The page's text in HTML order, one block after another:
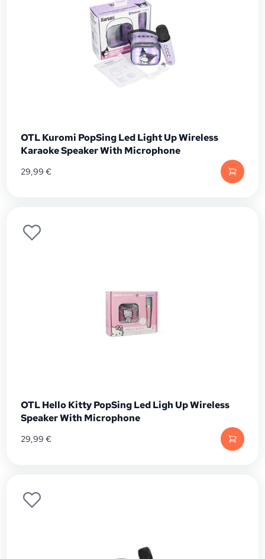
OTL Kuromi PopSing Led Light Up Wireless
Karaoke Speaker With Microphone
29,99€
OTL Hello Kitty PopSing Led Ligh Up Wireless
Speaker With Microphone
29,99€